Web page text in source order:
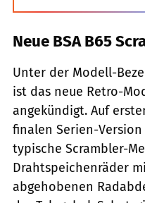
Neue BSA B65
Unter der Modell-
ist das neue Retro-
angekündigt. Auf
finalen Serien-
typische Scrambler-
Drahtspeichenräder
abgehobenen